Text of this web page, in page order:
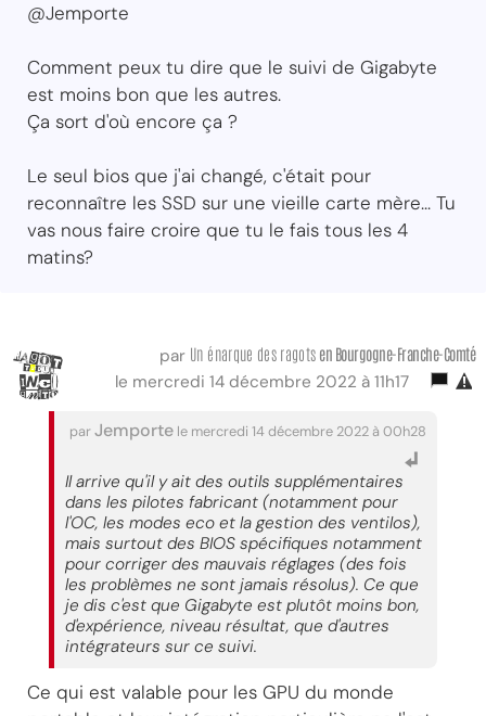
@Jemporte
Comment peux tu dire que le suivi de Gigabyte
est moins bon que les autres.
Ça sort d'où encore ça ?
Le seul bios que j'ai changé, c'était pour
reconnaître les SSD sur une vieille carte mère... Tu
vas nous faire croire que tu le fais tous les 4
matins?
par Un énarque des ragots en Bourgogne-Franche-Comté
le mercredi 14 décembre 2022 à 11h17
parJemporte le mercredi 14 décembre 2022 à 00h28
Il arrive qu'il y ait des outils supplémentaires
dans les pilotes fabricant (notamment pour
l'OC, les modes eco et la gestion des ventilos),
mais surtout des BIOS spécifiques notamment
pour corriger des mauvais réglages (des fois
les problèmes ne sont jamais résolus). Ce que
je dis c'est que Gigabyte est plutôt moins bon,
d'expérience, niveau résultat, que d'autres
intégrateurs sur ce suivi.
Ce qui est valable pour les GPU du monde